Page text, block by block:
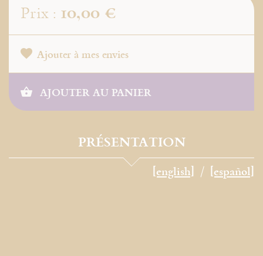
Prix : 10,00 €
Ajouter à mes envies
AJOUTER AU PANIER
PRÉSENTATION
[english] [español]